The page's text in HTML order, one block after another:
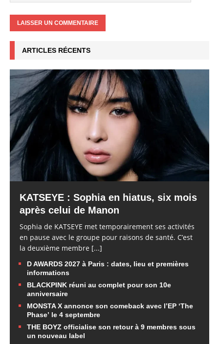
ARTICLES RÉCENTS
KATSEYE : Sophia en hiatus, six mois
après celui de Manon
Sophia de KATSEYE met temporairement ses activités
en pause avec le groupe pour raisons de santé. C’est
la deuxième membre [...]
D AWARDS 2027 à Paris : dates, lieu et premières
informations
BLACKPINK réuni au complet pour son 10e
anniversaire
MONSTA X annonce son comeback avec l’EP ‘The
Phase’ le 4 septembre
THE BOYZ officialise son retour à 9 membres sous
un nouveau label